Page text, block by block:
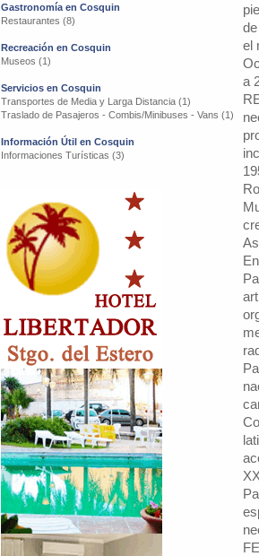
Gastronomía en Cosquin
Restaurantes (8)
Recreación en Cosquin
Museos (1)
Servicios en Cosquin
Transportes de Media y Larga Distancia (1)
Traslado de Pasajeros - Combis/Minibuses - Vans (1)
Información Útil en Cosquin
Informaciones Turísticas (3)
el
a